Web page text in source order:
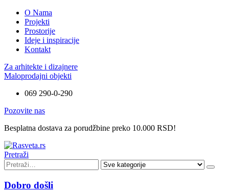
O Nama
Projekti
Prostorije
Ideje i inspiracije
Kontakt
Za arhitekte i dizajnere
Maloprodajni objekti
069 290-0-290
Pozovite nas
Besplatna dostava za porudžbine preko 10.000 RSD!
Pretraži
Dobro došli